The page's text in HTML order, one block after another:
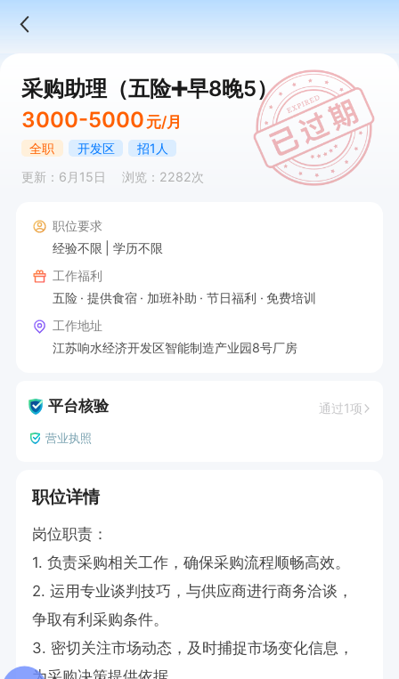
采购助理（五险➕早8晚5）
3000-5000 元/月
全职 开发区
招1人
更新：6月15日
浏览：2282次
职位要求
经验不限
学历不限
工作福利
五险
提供食宿 加班补助 节日福利
免费培训
工作地址
江苏响水经济开发区智能制造产业园8号厂房
平台核验 通过1项
营业执照
职位详情
岗位职责：
1. 负责采购相关工作，确保采购流程顺畅高效。
2. 运用专业谈判技巧，与供应商进行商务洽谈，
争取有利采购条件。
3. 密切关注市场动态，及时捕捉市场变化信息，